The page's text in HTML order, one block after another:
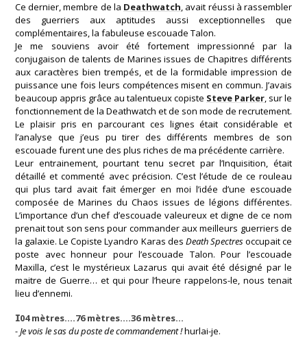
Ce dernier, membre de la Deathwatch, avait réussi à rassembler
des guerriers aux aptitudes aussi exceptionnelles que
complémentaires, la fabuleuse escouade Talon.
Je me souviens avoir été fortement impressionné par la
conjugaison de talents de Marines issues de Chapitres différents
aux caractères bien trempés, et de la formidable impression de
puissance une fois leurs compétences misent en commun. J’avais
beaucoup appris grâce au talentueux copiste Steve Parker, sur le
fonctionnement de la Deathwatch et de son mode de recrutement.
Le plaisir pris en parcourant ces lignes était considérable et
l’analyse que j’eus pu tirer des différents membres de son
escouade furent une des plus riches de ma précédente carrière.
Leur entrainement, pourtant tenu secret par l’Inquisition, était
détaillé et commenté avec précision. C’est l’étude de ce rouleau
qui plus tard avait fait émerger en moi l’idée d’une escouade
composée de Marines du Chaos issues de légions différentes.
L’importance d’un chef d’escouade valeureux et digne de ce nom
prenait tout son sens pour commander aux meilleurs guerriers de
la galaxie. Le Copiste Lyandro Karas des Death Spectresoccupait ce
poste avec honneur pour l’escouade Talon. Pour l’escouade
Maxilla, c’est le mystérieux Lazarus qui avait été désigné par le
maitre de Guerre… et qui pour l’heure rappelons-le, nous tenait
lieu d’ennemi.
104 mètres….76 mètres….36 mètres…
- Je vois le sas du poste de commandement !hurlai-je.